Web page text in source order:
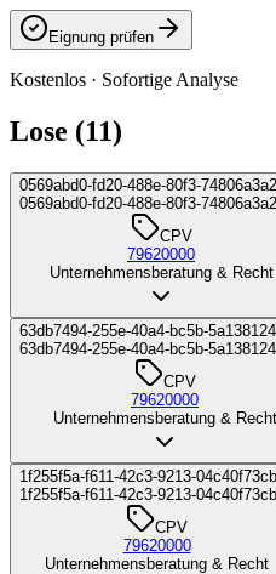
Eignung prüfen
Kostenlos · Sofortige Analyse
Lose (11)
0569abd0-fd20-488e-80f3-
0569abd0-fd20-488e-80f3-
CPV
79620000
Unternehmensberatung & Recht
63db7494-255e-40a4-bc5b-
63db7494-255e-40a4-bc5b-
CPV
79620000
Unternehmensberatung & Recht
1f255f5a-f611-42c3-9213-
1f255f5a-f611-42c3-9213-
CPV
79620000
Unternehmensberatung & Recht